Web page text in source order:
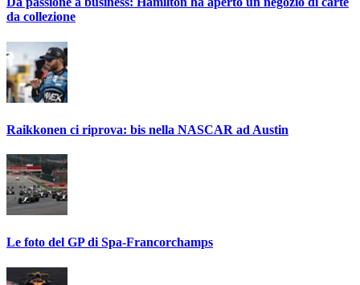
da collezione
Raikkonen ci riprova: bis nella NASCAR ad Austin
Le foto del GP di Spa-Francorchamps